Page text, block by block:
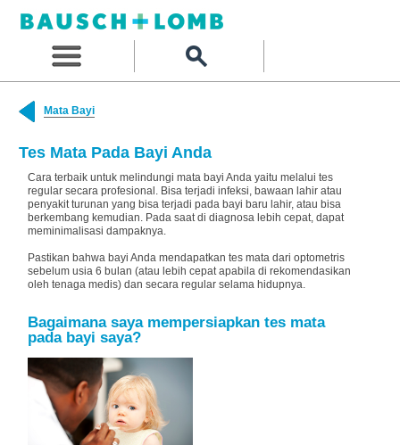
Mata Bayi
Tes Mata Pada Bayi Anda
Cara terbaik untuk melindungi mata bayi Anda yaitu melalui tes
regular secara profesional. Bisa terjadi infeksi, bawaan lahir atau
penyakit turunan yang bisa terjadi pada bayi baru lahir, atau bisa
berkembang kemudian. Pada saat di diagnosa lebih cepat, dapat
meminimalisasi dampaknya.
Pastikan bahwa bayi Anda mendapatkan tes mata dari optometris
sebelum usia 6 bulan (atau lebih cepat apabila di rekomendasikan
oleh tenaga medis) dan secara regular selama hidupnya.
Bagaimana saya mempersiapkan tes mata
pada bayi saya?